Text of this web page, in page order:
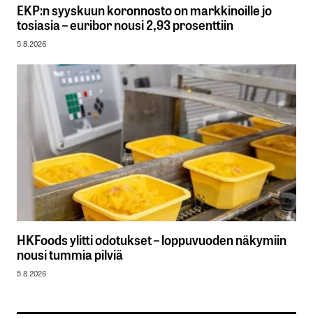
EKP:n syyskuun koronnosto on markkinoille jo
tosiasia – euribor nousi 2,93 prosenttiin
5.8.2026
HKFoods ylitti odotukset – loppuvuoden näkymiin
nousi tummia pilviä
5.8.2026